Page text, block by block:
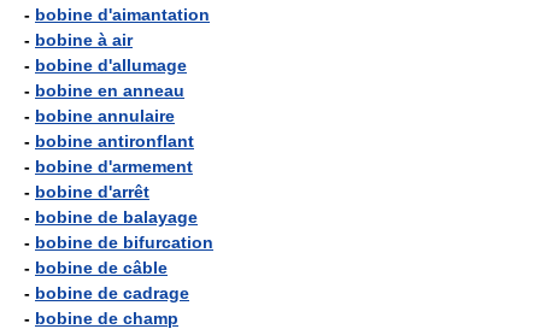
- bobine d'aimantation
- bobine à air
- bobine d'allumage
- bobine en anneau
- bobine annulaire
- bobine antironflant
- bobine d'armement
- bobine d'arrêt
- bobine de balayage
- bobine de bifurcation
- bobine de câble
- bobine de cadrage
- bobine de champ